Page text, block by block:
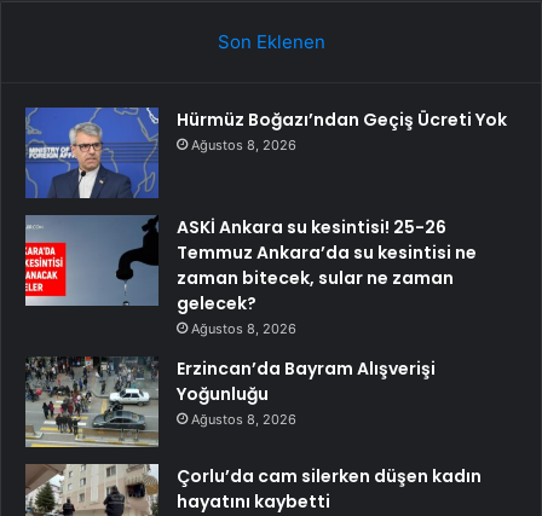
Son Eklenen
Hürmüz Boğazı’ndan Geçiş Ücreti Yok
Ağustos 8, 2026
ASKİ Ankara su kesintisi! 25-26
Temmuz Ankara’da su kesintisi ne
zaman bitecek, sular ne zaman
gelecek?
Ağustos 8, 2026
Erzincan’da Bayram Alışverişi
Yoğunluğu
Ağustos 8, 2026
Çorlu’da cam silerken düşen kadın
hayatını kaybetti